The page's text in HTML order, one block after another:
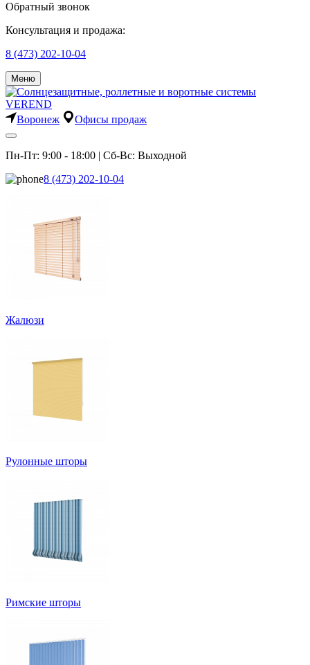
Обратный звонок
Консультация и продажа:
8 (473) 202-10-04
Меню
Воронеж Офисы продаж
Пн-Пт: 9:00 - 18:00 | Сб-Вс: Выходной
8 (473) 202-10-04
Жалюзи
Рулонные шторы
Римские шторы